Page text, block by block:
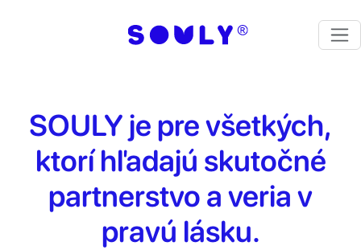
SOULY je pre všetkých,
ktorí hľadajú skutočné
partnerstvo a veria v
pravú lásku.